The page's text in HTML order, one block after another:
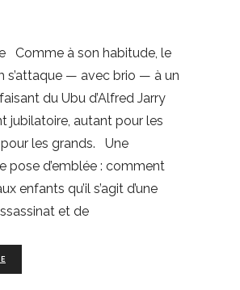
Comme à son habitude, le
s’attaque — avec brio — à un
du Ubu d’Alfred Jarry
jubilatoire, autant pour les
les grands. Une
pose d’emblée : comment
enfants qu’il s’agit d’une
et de